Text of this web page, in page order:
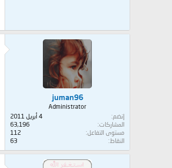
juman96
Administrator
إنضم
4 أبريل 2011
المشاركات
63,196
مستوى التفاعل
112
النقاط
63